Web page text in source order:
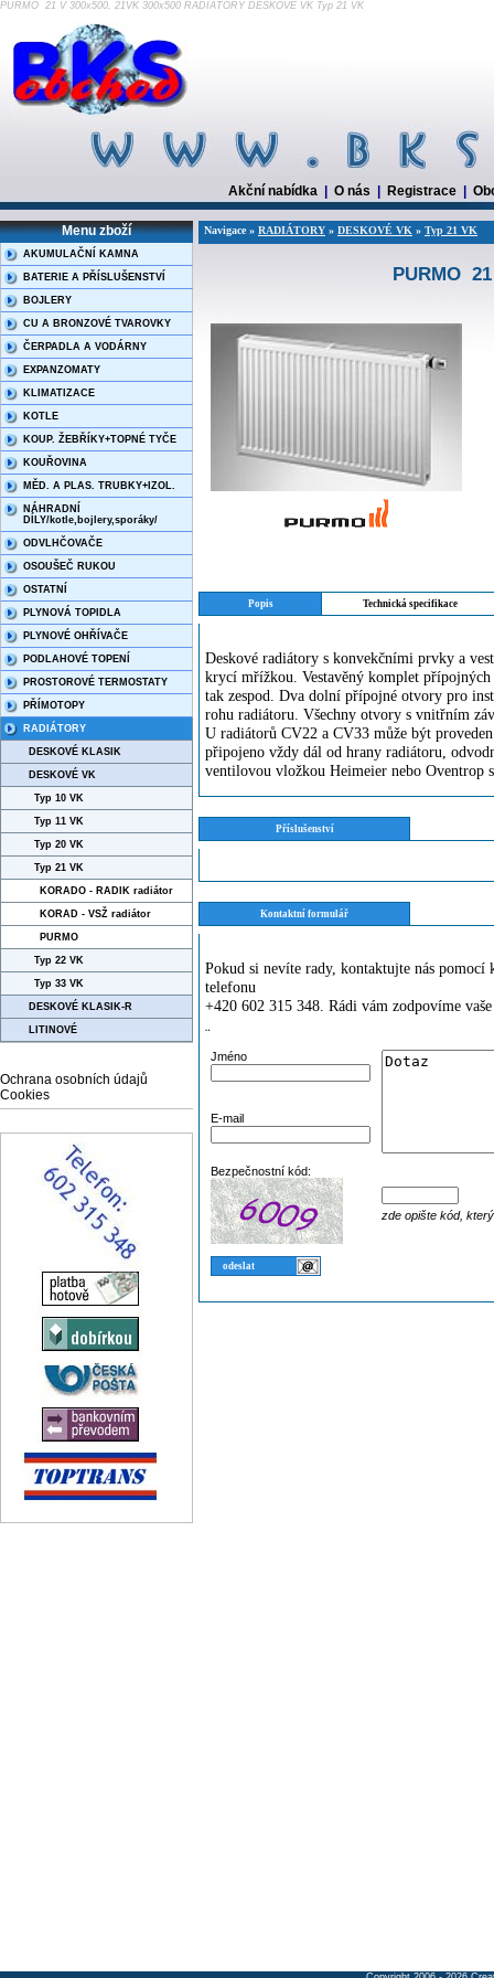
PURMO 21 V 300x500, 21VK 300x500 RADIÁTORY DESKOVÉ VK Typ 21 VK
Akční nabídka O nás Registrace
Menu zboží
AKUMULAČNÍ KAMNA
BATERIE A PŘÍSLUŠENSTVÍ
BOJLERY
CU A BRONZOVÉ TVAROVKY
ČERPADLA A VODÁRNY
EXPANZOMATY
KLIMATIZACE
KOTLE
KOUP. ŽEBŘÍKY+TOPNÉ TYČE
KOUŘOVINA
MĚD. A PLAS. TRUBKY+IZOL.
NÁHRADNÍ
DÍLY/kotle,bojlery,sporáky/
ODVLHČOVAČE
OSOUŠEČ RUKOU
OSTATNÍ
PLYNOVÁ TOPIDLA
PLYNOVÉ OHŘÍVAČE
PODLAHOVÉ TOPENÍ
PROSTOROVÉ TERMOSTATY
PŘÍMOTOPY
RADIÁTORY
DESKOVÉ KLASIK
DESKOVÉ VK
Typ 10 VK
Typ 11 VK
Typ 20 VK
Typ 21 VK
KORADO - RADIK radiátor
KORAD - VSŽ radiátor
PURMO
Typ 22 VK
Typ 33 VK
DESKOVÉ KLASIK-R
LITINOVÉ
Ochrana osobních údajů
Cookies
Navigace » RADIÁTORY » DESKOVÉ VK » Typ 21 VK
PURMO
Popis Technická specifikace
Deskové radiátory s konvekčními prvky a
krycí mřížkou. Vestavěný komplet
tak zespod. Dva dolní přípojné otvory pro
rohu radiátoru. Všechny otvory s vnitřním
U radiátorů CV22 a CV33 může být
připojeno vždy dál od hrany radiátoru,
ventilovou vložkou Heimeier nebo Oventrop
Příslušenství
Kontaktní formulář
Pokud si nevíte rady, kontaktujte nás
telefonu
+420 602 315 348. Rádi vám zodpovíme
¨
Jméno
E-mail
Bezpečnostní kód:
zde opište kód,